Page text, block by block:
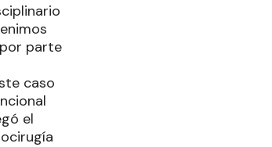
parte
caso
el